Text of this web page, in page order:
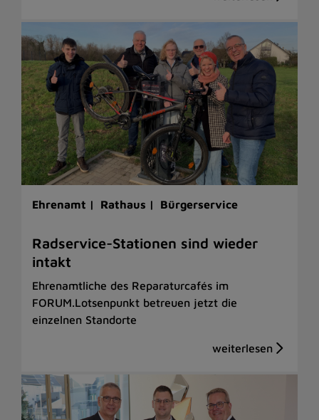
Ehrenamt | Rathaus | Bürgerservice
Radservice-Stationen sind wieder
intakt
Ehrenamtliche des Reparaturcafés im
FORUM.Lotsenpunkt betreuen jetzt die
einzelnen Standorte